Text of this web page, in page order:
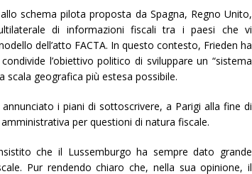
schema pilota proposta da Spagna, Regno Unito,
di informazioni fiscali tra i paesi che vi
dell’atto FACTA. In questo contesto, Frieden ha
l’obiettivo politico di sviluppare un “sistema
geografica più estesa possibile.
i piani di sottoscrivere, a Parigi alla fine di
per questioni di natura fiscale.
che il Lussemburgo ha sempre dato grande
Pur rendendo chiaro che, nella sua opinione, il